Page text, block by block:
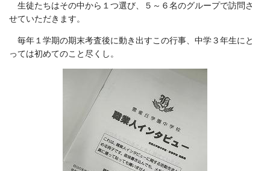
生徒たちはその中から１つ選び、５～６名のグループで訪問さ
せていただきます。
毎年１学期の期末考査後に動き出すこの行事、中学３年生にと
っては初めてのこと尽くし。